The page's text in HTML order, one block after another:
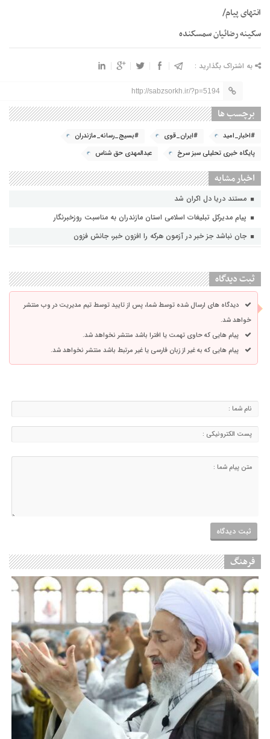
انتهای پیام/
سکینه رضائیان سمسکنده
به اشتراک بگذارید :
http://sabzsorkh.ir/?p=5194
برچسب ها
#اخبار_امید #ایران_قوی
#بسیج_رسانه_مازندران
پایگاه خبری تحلیلی سبز سرخ
عبدالمهدی حق شناس
اخبار مشابه
مستند دریا دل اکران شد
پیام مدیرکل تبلیغات اسلامی استان مازندران به مناسبت روزخبرنگار
جان نباشد جز خبر در آزمون هرکه را افزون خبر، جانش فزون
ثبت دیدگاه
دیدگاه های ارسال شده توسط شما، پس از تایید توسط تیم مدیریت در وب منتشر
خواهد شد.
پیام هایی که حاوی تهمت یا افترا باشد منتشر نخواهد شد.
پیام هایی که به غیر از زبان فارسی یا غیر مرتبط باشد منتشر نخواهد شد.
فرهنگ